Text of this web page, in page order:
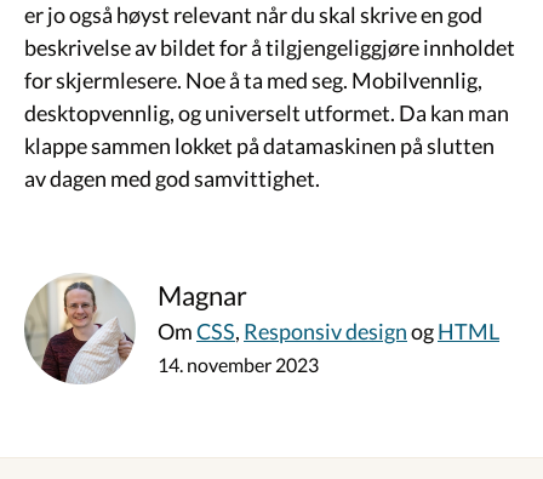
er jo også høyst relevant når du skal skrive en god
beskrivelse av bildet for å tilgjengeliggjøre innholdet
for skjermlesere. Noe å ta med seg. Mobilvennlig,
desktopvennlig, og universelt utformet. Da kan man
klappe sammen lokket på datamaskinen på slutten
av dagen med god samvittighet.
Magnar
OmCSS, Responsiv designogHTML
14. november 2023